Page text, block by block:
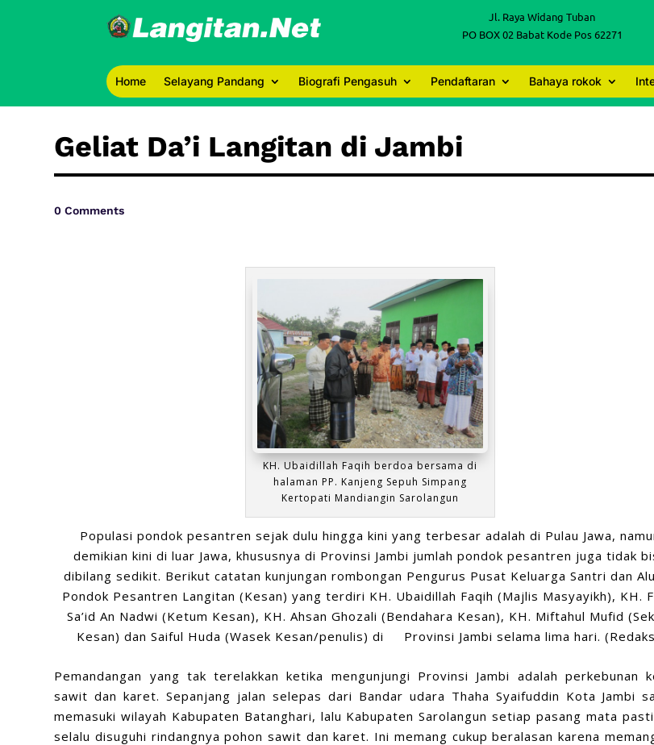
Jl. Raya Widang Tuban
PO BOX 02 Babat Kode Pos 62271
Home Selayang Pandang Biografi Pengasuh Pendaftaran Bahaya rokok
Geliat Da’i Langitan di Jambi
0 Comments
KH. Ubaidillah Faqih berdoa bersama di
halaman PP. Kanjeng Sepuh Simpang
Kertopati Mandiangin Sarolangun
Populasi pondok pesantren sejak dulu hingga kini yang terbesar adalah di Pulau Jawa,
demikian kini di luar Jawa, khususnya di Provinsi Jambi jumlah pondok pesantren juga tidak
dibilang sedikit. Berikut catatan kunjungan rombongan Pengurus Pusat Keluarga Santri dan
Pondok Pesantren Langitan (Kesan) yang terdiri KH. Ubaidillah Faqih (Majlis Masyayikh), KH.
Sa’id An Nadwi(Ketum Kesan), KH. Ahsan Ghozali(Bendahara Kesan), KH. Miftahul Mufid
Kesan) dan Saiful Huda(Wasek Kesan/penulis) di Provinsi Jambi selama lima hari.
Pemandangan yang tak terelakkan ketika mengunjungi Provinsi Jambi adalah perkebunan
sawit dan karet. Sepanjang jalan selepas dari Bandar udara Thaha Syaifuddin Kota Jambi
memasuki wilayah Kabupaten Batanghari, lalu Kabupaten Sarolangun setiap pasang mata pasti
selalu disuguhi rindangnya pohon sawit dan karet. Ini memang cukup beralasan karena